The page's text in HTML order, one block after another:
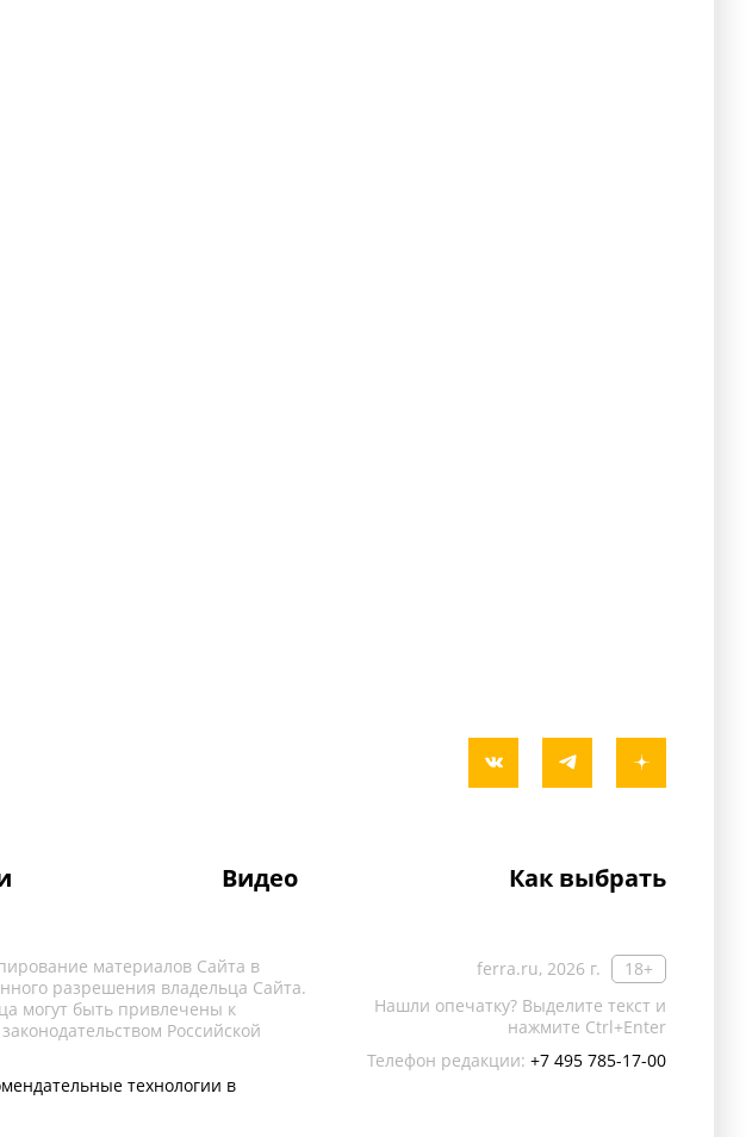
Видео Как выбрать
ferra.ru, 2026 г.
18+
Нашли опечатку? Выделите текст и
нажмите Ctrl+Enter
Телефон редакции: +7 495 785-17-00
материалов Сайта в
разрешения владельца Сайта.
могут быть привлечены к
Российской
технологии в